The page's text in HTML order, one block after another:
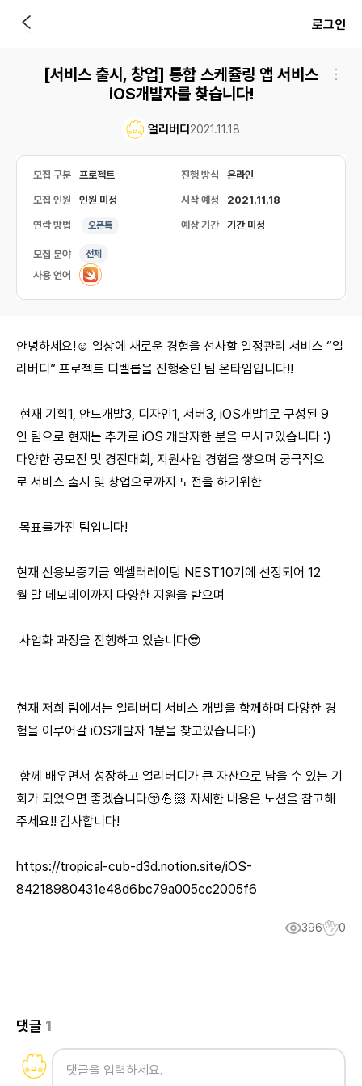
로그인
[서비스 출시, 창업] 통합 스케쥴링 앱 서비스
iOS개발자를 찾습니다!
얼리버디 2021.11.18
모집 구분 프로젝트 진행 방식 온라인
모집 인원 인원 미정 시작 예정 2021.11.18
연락 방법 오픈톡 예상 기간 기간 미정
모집 분야 전체
사용 언어
안녕하세요!☺️ 일상에 새로운 경험을 선사할 일정관리 서비스 “얼
리버디” 프로젝트 디벨롭을 진행중인 팀 온타임입니다!!
현재 기획1, 안드개발3, 디자인1, 서버3, iOS개발1로 구성된 9
인 팀으로 현재는 추가로 iOS 개발자한 분을 모시고있습니다 :)
다양한 공모전 및 경진대회, 지원사업 경험을 쌓으며 궁극적으
로 서비스 출시 및 창업으로까지 도전을 하기위한
목표를가진 팀입니다!
현재 신용보증기금 엑셀러레이팅 NEST10기에 선정되어 12
월 말 데모데이까지 다양한 지원을 받으며
사업화 과정을 진행하고 있습니다😎
현재 저희 팀에서는 얼리버디 서비스 개발을 함께하며 다양한 경
험을 이루어갈 iOS개발자 1분을 찾고있습니다:)
함께 배우면서 성장하고 얼리버디가 큰 자산으로 남을 수 있는 기
회가 되었으면 좋겠습니다😚💪🏻 자세한 내용은 노션을 참고해
주세요!! 감사합니다!
https://tropical-cub-d3d.notion.site/iOS-
84218980431e48d6bc79a005cc2005f6
396 0
댓글 1